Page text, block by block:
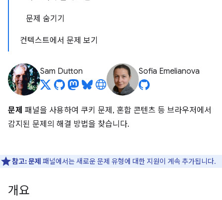
문제 숨기기
컨텍스트에서 문제 보기
Sam Dutton Sofia Emelianova
문제 패널을 사용하여 쿠키 문제, 혼합 콘텐츠 등 브라우저에서
감지된 문제의 해결 방법을 찾습니다.
참고: 문제 패널에서는 새로운 문제 유형에 대한 지원이 계속 추가됩니다.
개요